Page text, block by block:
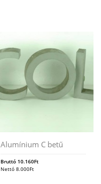
Alumínium C betű
Bruttó 10.160Ft
Nettó8.000Ft